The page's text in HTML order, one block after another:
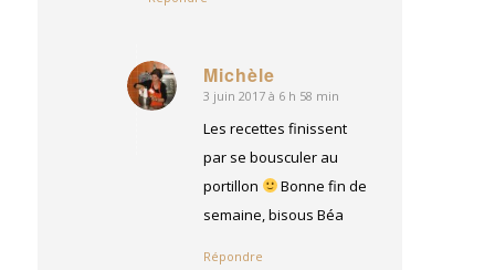
Michèle
dit
3 juin 2017 à 6 h 58 min
Les recettes finissent
par se bousculer au
portillon
Bonne fin de
semaine, bisous Béa
Répondre